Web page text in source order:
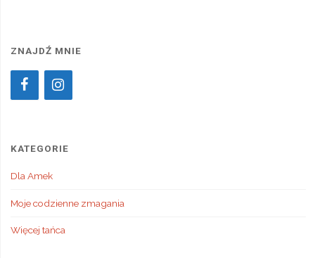
ZNAJDŹ MNIE
KATEGORIE
Dla Amek
Moje codzienne zmagania
Więcej tańca